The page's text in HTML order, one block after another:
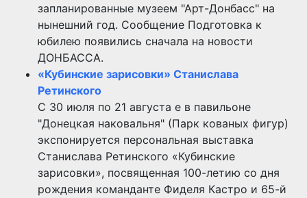
запланированные музеем "Арт-Донбасс" на
нынешний год. Сообщение Подготовка к
юбилею появились сначала на новости
ДОНБАССА.
«Кубинские зарисовки» Станислава
Ретинского
С 30 июля по 21 августа е в павильоне
"Донецкая наковальня" (Парк кованых фигур)
экспонируется персональная выставка
Станислава Ретинского «Кубинские
зарисовки», посвященная 100-летию со дня
рождения команданте Фиделя Кастро и 65-й